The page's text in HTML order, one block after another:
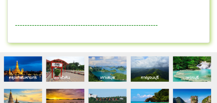
-----------------------------------------------------------